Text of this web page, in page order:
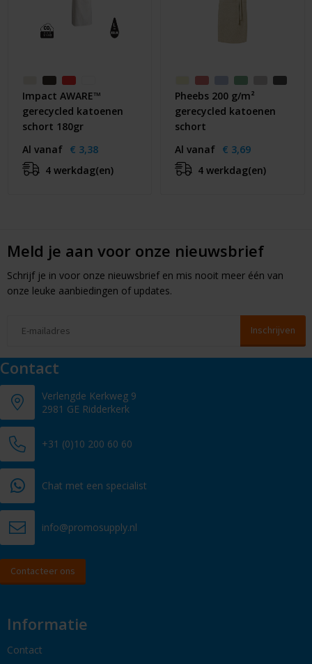
Impact AWARE™
gerecycled katoenen
schort 180gr
Al vanaf € 3,38
4 werkdag(en)
Pheebs 200 g/m²
gerecycled katoenen
schort
Al vanaf € 3,69
4 werkdag(en)
Meld je aan voor onze nieuwsbrief
Schrijf je in voor onze nieuwsbrief en mis nooit meer één van
onze leuke aanbiedingen of updates.
Contact
Verlengde Kerkweg 9
2981 GE Ridderkerk
+31 (0)10 200 60 60
Chat met een specialist
info@promosupply.nl
Contacteer ons
Informatie
Contact